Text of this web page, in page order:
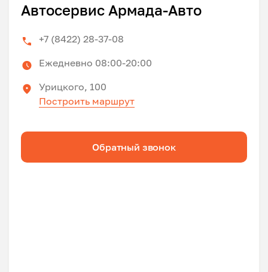
Автосервис Армада-Авто
+7 (8422) 28-37-08
Ежедневно 08:00-20:00
Урицкого, 100
Построить маршрут
Обратный звонок